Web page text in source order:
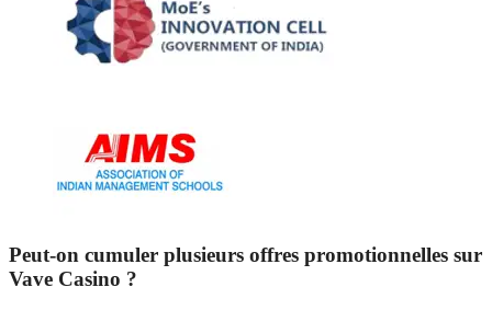
Peut-on cumuler plusieurs offres promotionnelles sur
Vave Casino ?